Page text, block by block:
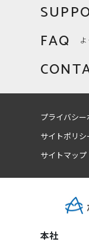
FAQ
プライバシー
サイトポリシ
サイトマップ
本社